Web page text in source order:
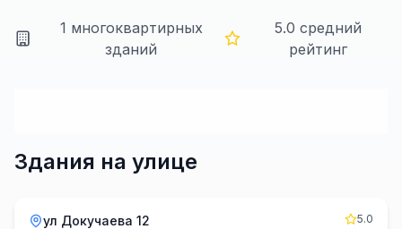
1 многоквартирных
зданий
5.0 средний
рейтинг
Здания на улице
ул Докучаева 12
5.0